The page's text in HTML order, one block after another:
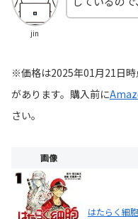
jin
※価格は2025年01月21日時
があります。購入前に
さい。
画像
はたらく細